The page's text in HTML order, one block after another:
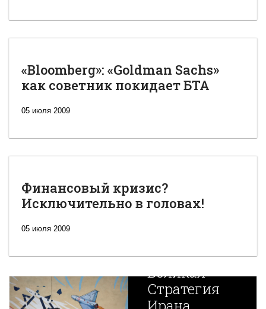
«Bloomberg»: «Goldman Sachs»
как советник покидает БТА
05 июля 2009
Финансовый кризис?
Исключительно в головах!
05 июля 2009
Новая
Великая
Стратегия